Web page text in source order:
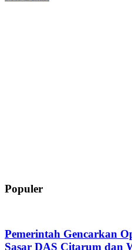
Populer
Pemerintah Gencarkan
Sasar DAS Citarum dan